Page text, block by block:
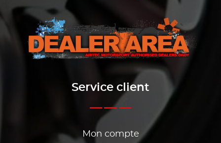
Service client
Mon compte